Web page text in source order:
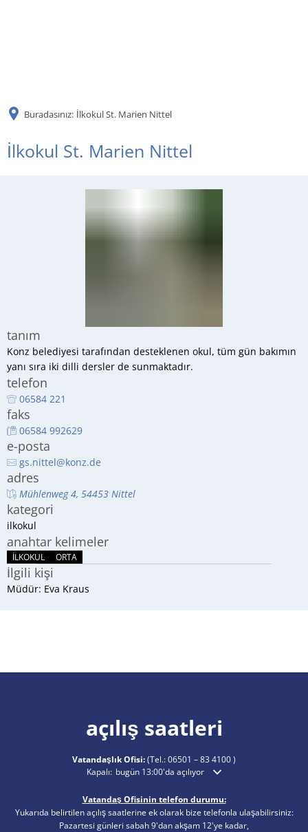
Buradasınız: İlkokul St. Marien Nittel
İlkokul St. Marien Nittel
tanım
Konz belediyesi tarafından desteklenen okul, tüm gün bakımın
yanı sıra iki dilli dersler de sunmaktadır.
telefon
06584 221
faks
06584 992629
e-posta
gs.nittel@konz.de
adres
Mühlenweg 4, 54453 Nittel
kategori
ilkokul
anahtar kelimeler
ILKOKUL ORTA
İlgili kişi
Müdür: Eva Kraus
açılış saatleri
Vatandaşlık Ofisi:(Tel.:06501 – 83 4100)
Ek açılış veya kapanış saatlerini gizlemek için tıklayın
Kapalı: bugün 13:00'da açılıyor
Vatandaş Ofisinin telefon durumu:
Yukarıda belirtilen açılış saatlerine ek olarak bize telefonla ulaşabilirsiniz:
Pazartesi günleri sabah 9'dan akşam 12'ye kadar,